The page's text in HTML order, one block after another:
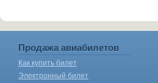
Продажа авиабилетов
Как купить билет
Электронный билет